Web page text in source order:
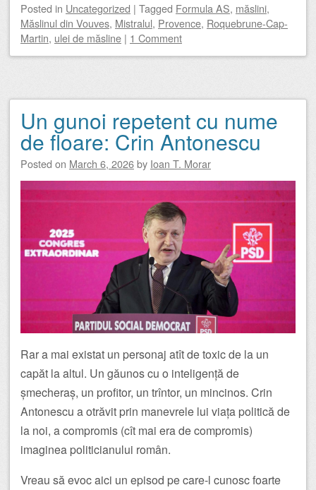
Posted in Uncategorized | Tagged Formula AS, măslini,
Măslinul din Vouves, Mistralul, Provence, Roquebrune-Cap-
Martin, ulei de măsline | 1 Comment
Un gunoi repetent cu nume
de floare: Crin Antonescu
Posted on March 6, 2026by Ioan T. Morar
Rar a mai existat un personaj atît de toxic de la un
capăt la altul. Un găunos cu o inteligență de
șmecheraș, un profitor, un trîntor, un mincinos. Crin
Antonescu a otrăvit prin manevrele lui viața politică de
la noi, a compromis (cît mai era de compromis)
imaginea politicianului român.
Vreau să evoc aici un episod pe care-l cunosc foarte